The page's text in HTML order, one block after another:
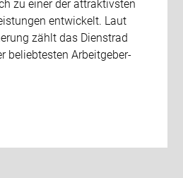
zu einer der attraktivsten
entwickelt. Laut
zählt das Dienstrad
beliebtesten Arbeitgeber-